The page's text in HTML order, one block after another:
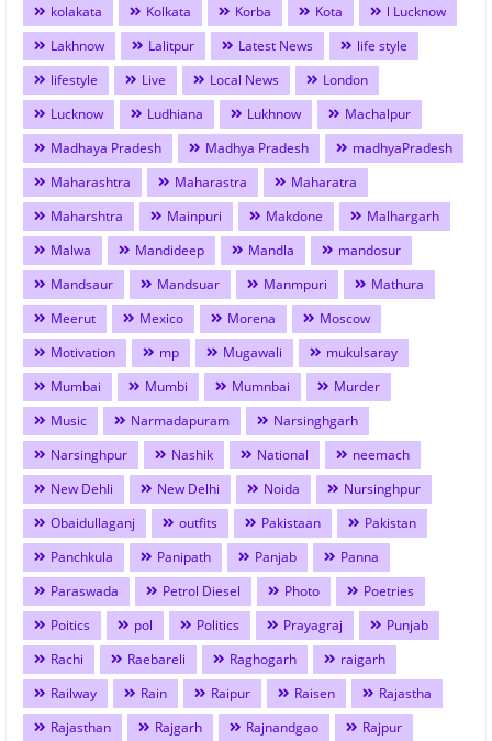
kolakata
Kolkata Korba Kota
l Lucknow
Lakhnow
Lalitpur Latest News
life style
lifestyle
Live Local News
London
Lucknow
Ludhiana Lukhnow
Machalpur
Madhaya Pradesh
Madhya Pradesh
madhyaPradesh
Maharashtra
Maharastra
Maharatra
Maharshtra
Mainpuri Makdone
Malhargarh
Malwa
Mandideep Mandla
mandosur
Mandsaur
Mandsuar Manmpuri
Mathura
Meerut
Mexico Morena
Moscow
Motivation
mp Mugawali
mukulsaray
Mumbai
Mumbi Mumnbai
Murder
Music
Narmadapuram
Narsinghgarh
Narsinghpur
Nashik National
neemach
New Dehli
New Delhi Noida
Nursinghpur
Obaidullaganj
outfits Pakistaan
Pakistan
Panchkula
Panipath Panjab
Panna
Paraswada
Petrol Diesel Photo
Poetries
Poitics
pol Politics Prayagraj
Punjab
Rachi
Raebareli Raghogarh
raigarh
Railway
Rain Raipur Raisen
Rajastha
Rajasthan
Rajgarh Rajnandgao
Rajpur